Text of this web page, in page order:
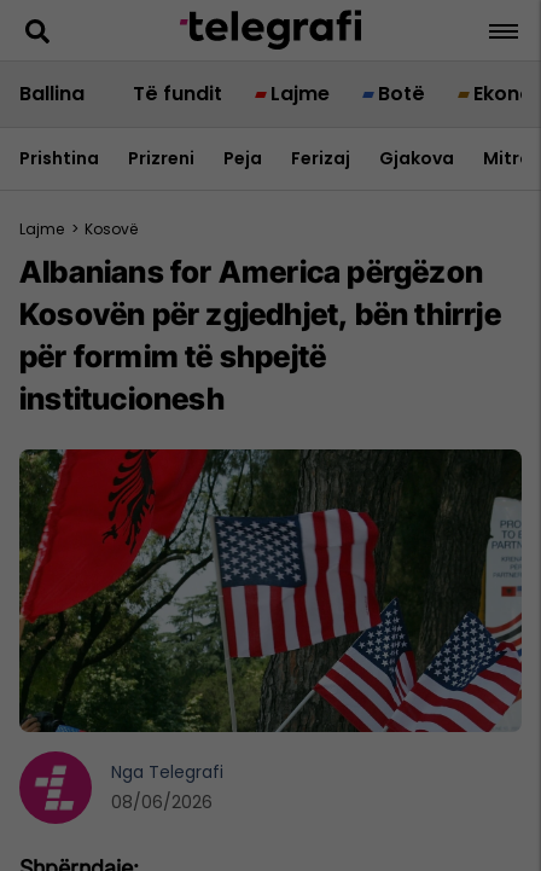
Ballina Të fundit Lajme Botë
Prishtina Prizreni Peja Ferizaj Gjakova
Lajme > Kosovë
Albanians for America përgëzon
Kosovën për zgjedhjet, bën thirrje
për formim të shpejtë
institucionesh
Nga Telegrafi
08/06/2026